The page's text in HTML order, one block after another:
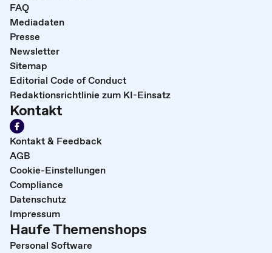
FAQ
Mediadaten
Presse
Newsletter
Sitemap
Editorial Code of Conduct
Redaktionsrichtlinie zum KI-Einsatz
Kontakt
Kontakt & Feedback
AGB
Cookie-Einstellungen
Compliance
Datenschutz
Impressum
Haufe Themenshops
Personal Software